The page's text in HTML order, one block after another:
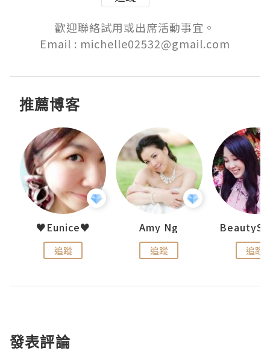
歡迎聯絡試用或出席活動事宜。
Email : michelle02532@gmail.com
推薦博客
♥Eunice♥
追蹤
Amy Ng
追蹤 追蹤
發表評論